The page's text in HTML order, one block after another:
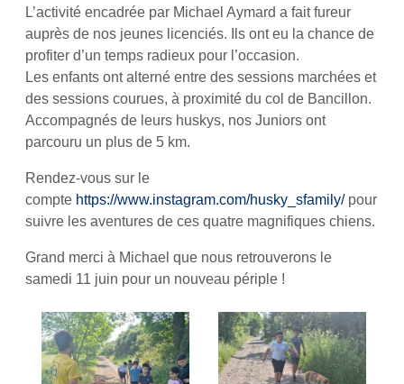
L’activité encadrée par Michael Aymard a fait fureur
auprès de nos jeunes licenciés. Ils ont eu la chance de
profiter d’un temps radieux pour l’occasion.
Les enfants ont alterné entre des sessions marchées et
des sessions courues, à proximité du col de Bancillon.
Accompagnés de leurs huskys, nos Juniors ont
parcouru un plus de 5 km.
Rendez-vous sur le
compte https://www.instagram.com/husky_sfamily/pour
suivre les aventures de ces quatre magnifiques chiens.
Grand merci à Michael que nous retrouverons le
samedi 11 juin pour un nouveau périple !